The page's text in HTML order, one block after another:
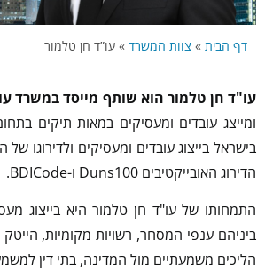
דף הבית » צוות המשרד » עו”ד חן טלמור
עו"ד חן טלמור הוא שותף מייסד במשרד
ומייצג עובדים ומעסיקים במאות תיקים
בישראל בייצוג עובדים ומעסיקים ולדירוגו
הדירוג האובייקטיבים Duns100 ו-BDICode.
התמחותו של עו"ד חן טלמור היא בייצוג
ביניהם ענפי המסחר, רשויות מקומיות,
הליכים משמעתיים מול המדינה, בתי דין